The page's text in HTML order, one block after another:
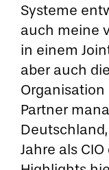
Systeme
auch meine
in einem
aber auch
Partner
Jahre als